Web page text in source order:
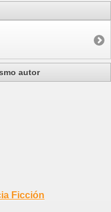
autor
Ficción